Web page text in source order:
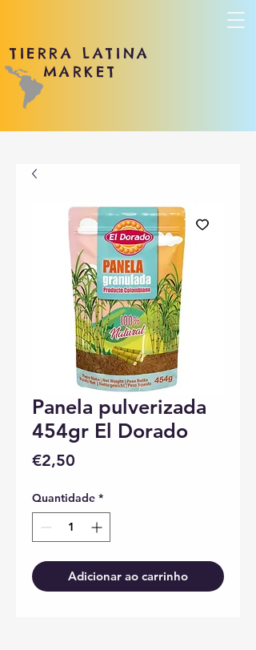
TIERRA LATINA
MARKET
Panela pulverizada
454gr El Dorado
€2,50
Quantidade *
Adicionar ao carrinho